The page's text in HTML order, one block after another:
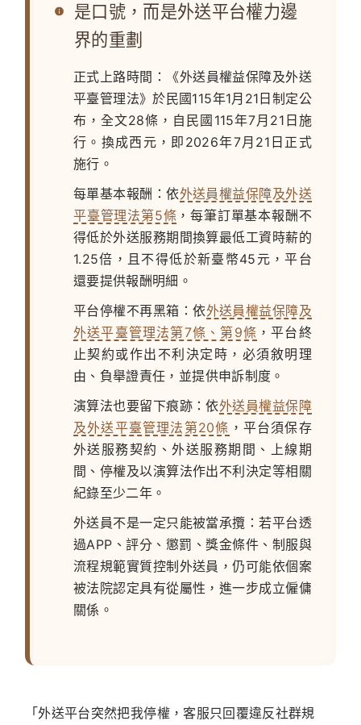
是口號，而是外送平台權力邊
界的重劃
正式上路時間：
《外送員權益保障及外送
平臺管理法》於民國115年1月21日制定公
布，全文28條，自民國115年7月21日施
行。換成西元，即 2026年7月21日正式
施行 。
每單基本報酬：依外送員權益保障及外送
平臺管理法第5條 ，每筆訂單基本報酬不
得低於外送服務期間換算最低工資時薪的
1.25倍，且不得低於新臺幣45元，平台
還要提供報酬明細。
平台停權不再黑箱：依外送員權益保障及
外送平臺管理法第7條、第9條 ，平台終
止契約或作出不利決定時，必須敘明理
由、負舉證責任，並提供申訴制度。
演算法也要留下痕跡：依外送員權益保障
及外送平臺管理法第20條 ，平台須保存
外送服務契約、外送服務期間、上線期
間、停權及以演算法作出不利決定等相關
紀錄至少二年。
外送員不是一定只能被當承攬：若平台透
過APP、評分、懲罰、獎金條件、制服與
流程規範實質控制外送員，仍可能依個案
被法院認定具有從屬性，進一步成立僱傭
關係。
「外送平台突然把我停權，客服只回覆違反社群規